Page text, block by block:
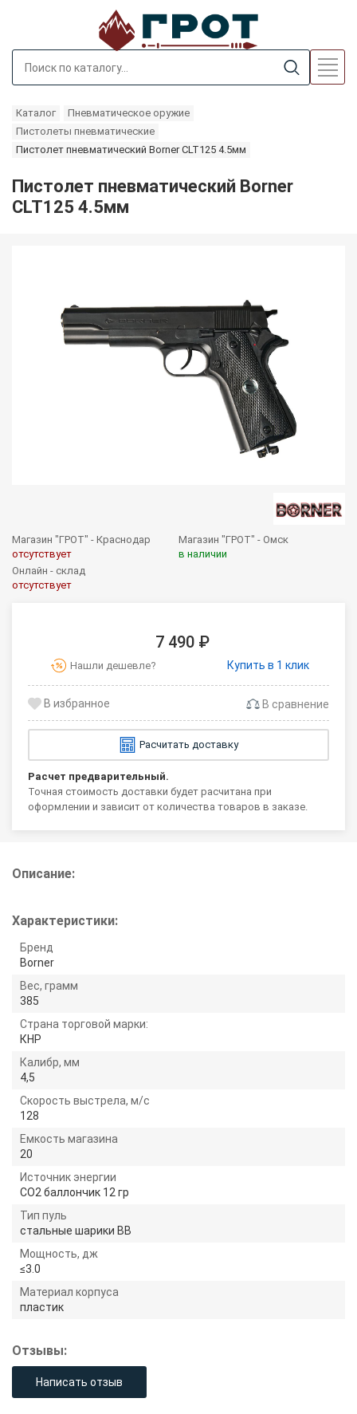
Каталог
Пневматическое оружие
Пистолеты пневматические
Пистолет пневматический Borner CLT125 4.5мм
Пистолет пневматический Borner
CLT125 4.5мм
Магазин "ГРОТ" - Краснодар
отсутствует
Магазин "ГРОТ" - Омск
в наличии
Онлайн - склад
отсутствует
7 490 ₽
Нашли дешевле? Купить в 1 клик
В сравнение
Расчитать доставку
Расчет предварительный.
Точная стоимость доставки будет расчитана при
оформлении и зависит от количества товаров в заказе.
Описание:
Характеристики:
Бренд
Borner
Вес, грамм
385
Страна торговой марки:
КНР
Калибр, мм
4,5
Скорость выстрела, м/с
128
Емкость магазина
20
Источник энергии
CO2 баллончик 12 гр
Тип пуль
стальные шарики ВВ
Мощность, дж
≤3.0
Материал корпуса
пластик
Отзывы:
Написать отзыв